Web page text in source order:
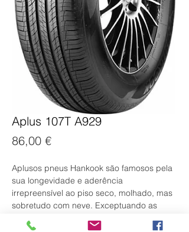
Aplus 107T A929
86,00 €Preço
Aplusos pneus Hankook são famosos pela
sua longevidade e aderência
irrepreensível ao piso seco, molhado, mas
sobretudo com neve. Exceptuando as
marcas autóctones, como a Hyundai,